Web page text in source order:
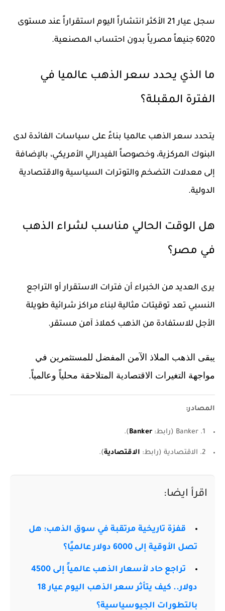
سجل عيار 21 الأكثر انتشاراً اليوم استقراراً عند مستوى
6020 جنيهاً مصرياً بدون احتساب المصنعية.
ما الذي يحدد سعر الذهب عالميا في
الفترة المقبلة؟
يتحدد سعر الذهب عالميا بناءً على سياسات الفائدة لدى
البنوك المركزية، وخصوصاً الفيدرالي الأمريكي، بالإضافة
إلى معدلات التضخم والتوترات السياسية والاقتصادية
الدولية.
هل الوقت الحالي مناسب لشراء الذهب
في مصر؟
يرى العديد من الخبراء أن فترات الاستقرار أو التراجع
النسبي تعد توقيتات مثالية لبناء مراكز شرائية طويلة
الأجل للاستفادة من الذهب كملاذ آمن مستقر.
يبقى الذهب الملاذ الآمن المفضل للمستثمرين في
مواجهة التغيرات الاقتصادية المتلاحقة محلياً وعالمياً.
المصادر:
1. Banker (رابط: Banker
).
2. الاقتصادية (رابط: الاقتصادية).
اقرأ ايضا:
قفزة تاريخية مرتقبة في سوق الذهب: هل
تصل الأوقية إلى 6000 دولار عالميًا؟
تراجع حاد لأسعار الذهب عالمياً إلى 4500
دولار.. كيف يتأثر سعر الذهب اليوم عيار 18
بالتطورات الجيوسياسية؟